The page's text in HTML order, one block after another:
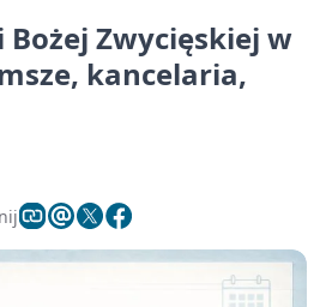
Zwycięskiej w
kancelaria,